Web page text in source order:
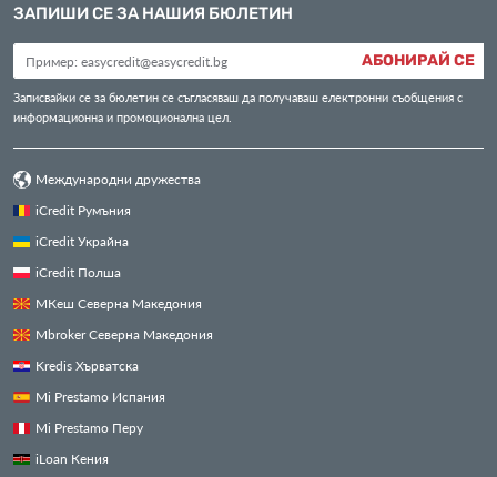
ЗАПИШИ СЕ ЗА НАШИЯ БЮЛЕТИН
АБОНИРАЙ СЕ
Записвайки се за бюлетин се съгласяваш да получаваш електронни съобщения с
информационна и промоционална цел.
Международни дружества
iCredit Румъния
iCredit Украйна
iCredit Полша
МКеш Северна Македония
Mbroker Северна Македония
Kredis Хърватска
Mi Prestamo Испания
Mi Prestamo Перу
iLoan Кения